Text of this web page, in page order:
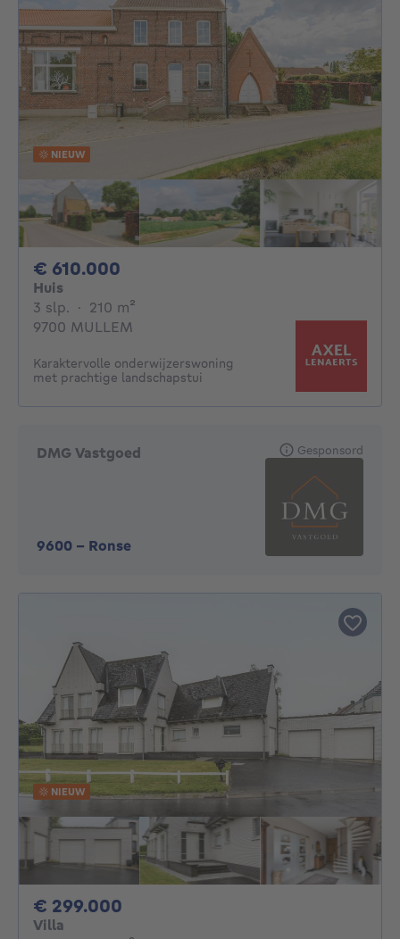
NIEUW
€ 610.000
Huis
3 slp. 3 slaapkamers
· 210 m²
9700 MULLEM
Karaktervolle onderwijzerswoning
met prachtige landschapstui
DMG Vastgoed
9600 - Ronse
Gesponsord
NIEUW
€ 299.000
Villa